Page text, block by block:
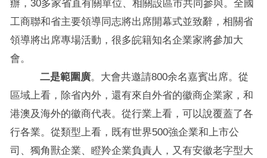
辦，30多家省直有關單位、相關設區市共同參與。全國
工商聯和省主要領導同志將出席開幕式並致辭，相關省
領導將出席專場活動，很多皖籍知名企業家將參加大
會。
二是範圍廣。大會共邀請800余名嘉賓出席。從
區域上看，除省內外，還有來自外省的徽商企業家，和
港澳及海外的徽商代表。從行業上看，可以說覆蓋了各
行各業。從類型上看，既有世界500強企業和上市公
司、獨角獸企業、瞪羚企業負責人，又有安徽老字型大